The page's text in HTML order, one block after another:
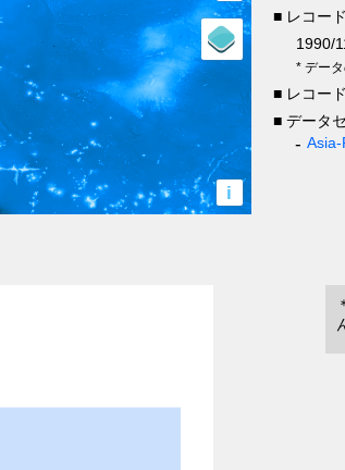
i
■ レコー
1990/
* デー
■ レコー
■ データ